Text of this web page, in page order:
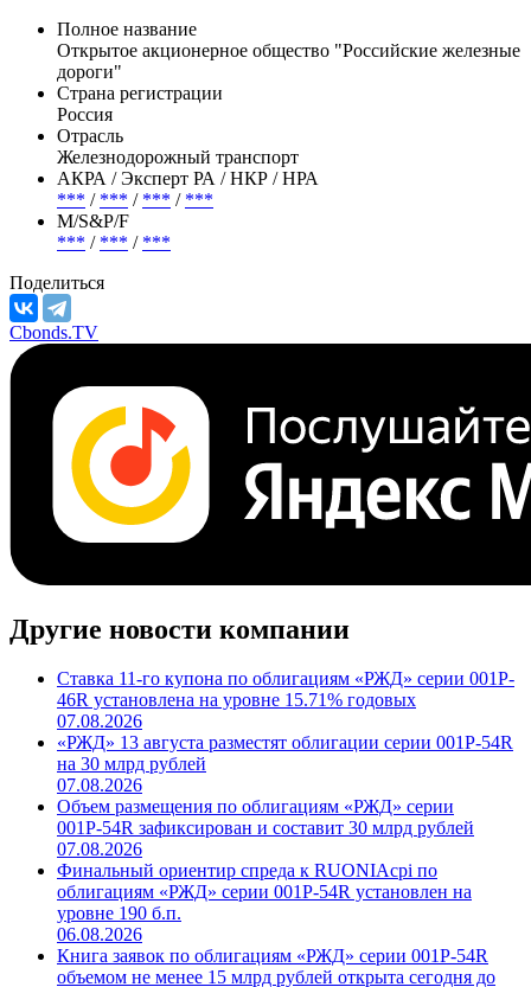
Полное название
Открытое акционерное общество "Российские железные
дороги"
Страна регистрации
Россия
Отрасль
Железнодорожный транспорт
АКРА / Эксперт РА / НКР / НРА
*** / *** / *** / ***
М/S&P/F
*** / *** / ***
Поделиться
Cbonds.TV
Другие новости компании
Ставка 11-го купона по облигациям «РЖД» серии 001P-
46R установлена на уровне 15.71% годовых
07.08.2026
«РЖД» 13 августа разместят облигации серии 001Р-54R
на 30 млрд рублей
07.08.2026
Объем размещения по облигациям «РЖД» серии
001Р-54R зафиксирован и составит 30 млрд рублей
07.08.2026
Финальный ориентир спреда к RUONIAсрi по
облигациям «РЖД» серии 001Р-54R установлен на
уровне 190 б.п.
06.08.2026
Книга заявок по облигациям «РЖД» серии 001Р-54R
объемом не менее 15 млрд рублей открыта сегодня до